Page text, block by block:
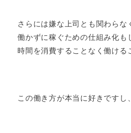
さらには嫌な上司とも関わらな
働かずに稼ぐための仕組み化も
時間を消費することなく働ける
この働き方が本当に好きですし、